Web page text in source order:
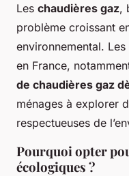
Les chaudières gaz,
problème croissant
environnemental.
en France,
de chaudières gaz
ménages à explorer
respectueuses de
Pourquoi opter
écologiques ?